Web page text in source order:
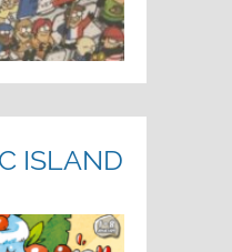
ISLAND